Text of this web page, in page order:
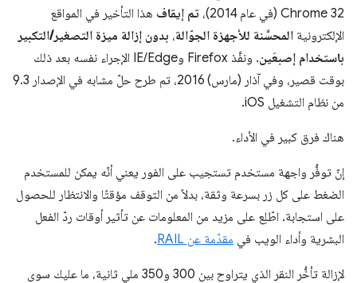
Chrome 32 (في عام 2014)،
تم إيقاف هذا التأخير في المواقع
الإلكترونية المحسَّنة للأجهزة الجوّالة، بدون إزالة ميزة التصغير/التكبير
باستخدام إصبعَين
. ونفَّذ Firefox وIE/Edge الإجراء نفسه بعد ذلك
بوقت قصير، وفي آذار (مارس) 2016، تم طرح حلّ مشابه في الإصدار 9.3
من نظام التشغيل iOS.
هناك فرق كبير في الأداء.
إنّ توفُّر واجهة مستخدم تستجيب على الفور يعني أنّه يمكن للمستخدم
الضغط على كل زر بسرعة وثقة، بدلاً من التوقف مؤقتًا والانتظار للحصول
على استجابة. اطّلِع على مزيد من المعلومات عن تأثير أوقات ردّ الفعل
البشرية وأداء الويب في مقدّمة عن RAIL .
لإزالة تأخُّر النقر الذي يتراوح بين 300 و350 ملي ثانية، ما عليك سوى